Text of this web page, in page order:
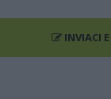
INVIACI